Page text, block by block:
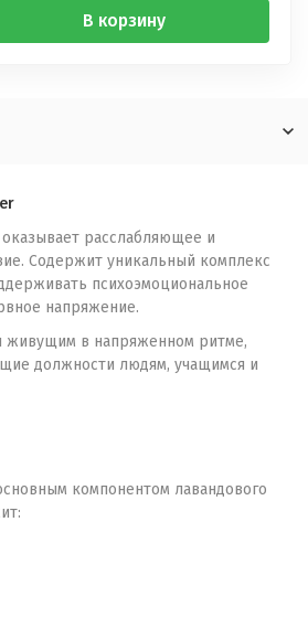
В корзину
расслабляющее и
Содержит уникальный комплекс
психоэмоциональное
напряжение.
живущим в напряженном ритме,
должности людям, учащимся и
компонентом лавандового